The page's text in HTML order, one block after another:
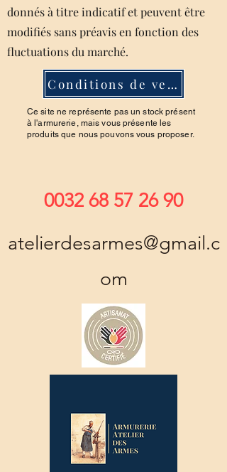
donnés à titre indicatif et peuvent être
modifiés sans préavis en fonction des
fluctuations du marché.
Conditions de ventes
Ce site ne représente pas un stock présent
à l'armurerie, mais vous présente les
produits que nous pouvons vous proposer.
0032 68 57 26 90
atelierdesarmes@gmail.c
om